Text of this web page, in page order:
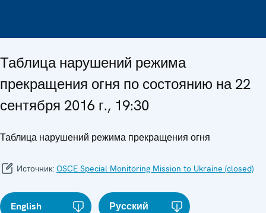
Таблица нарушений режима
прекращения огня по состоянию на 22
сентября 2016 г., 19:30
Таблица нарушений режима прекращения огня
Источник: OSCE Special Monitoring Mission to Ukraine (closed)
English Русский